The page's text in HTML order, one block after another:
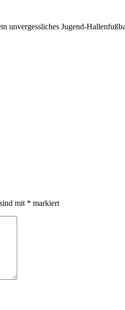
unvergessliches Jugend-
mit * markiert